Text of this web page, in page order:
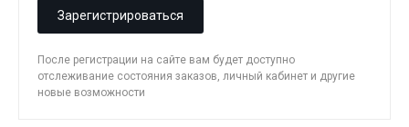
Зарегистрироваться
После регистрации на сайте вам будет доступно
отслеживание состояния заказов, личный кабинет и другие
новые возможности